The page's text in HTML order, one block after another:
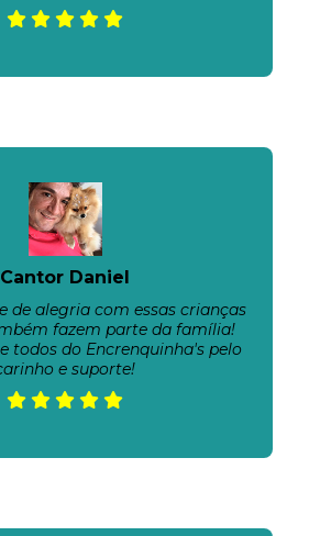
Cantor Daniel
de alegria com essas crianças
fazem parte da família!
todos do Encrenquinha's pelo
e suporte!